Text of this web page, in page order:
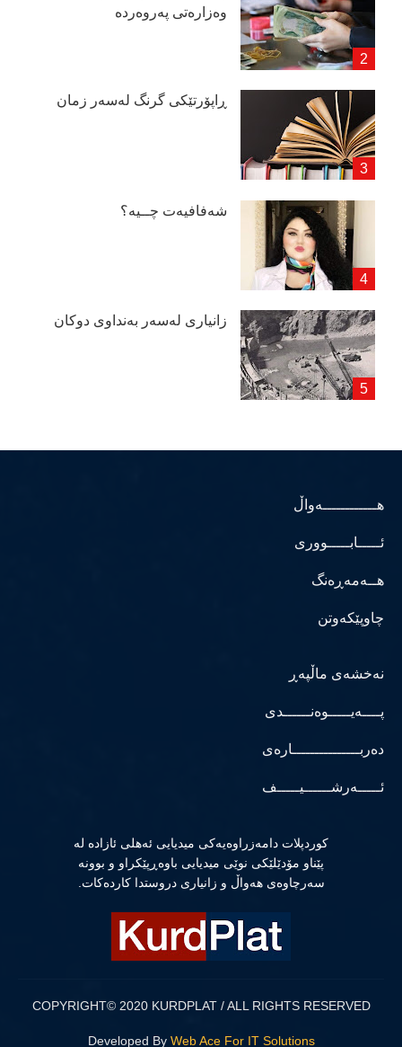
وەزارەتی پەروەردە
ڕاپۆرتێكی گرنگ لەسەر زمان
شەفافیەت چــیە؟
زانیاری لەسەر بەنداوی دوكان
هــــــــــــەواڵ
ئـــــابـــــووری
هــەمەڕەنگ
چاوپێکەوتن
نەخشەی ماڵپەڕ
پــــەیـــــوەنــــــدی
دەربـــــــــــــــارەی
ئـــــەرشــــــیـــــف
كوردپلات دامەزراوەیەكی میدیایی ئەهلی ئازادە لە
پێناو مۆدێلێكی نوێی میدیایی باوەڕپێكراو و بوونە
سەرچاوەی هەواڵ و زانیاری دروستدا كاردەكات.
COPYRIGHT© 2020 KURDPLAT / ALL RIGHTS RESERVED
Web Ace For IT Solutions
Developed By